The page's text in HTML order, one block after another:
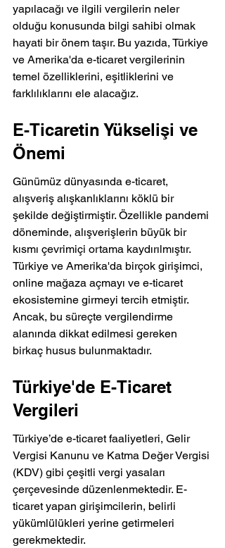
yapılacağı ve ilgili vergilerin neler
olduğu konusunda bilgi sahibi olmak
hayati bir önem taşır. Bu yazıda, Türkiye
ve Amerika'da e-ticaret vergilerinin
temel özelliklerini, eşitliklerini ve
farklılıklarını ele alacağız.
E-Ticaretin Yükselişi ve
Önemi
Günümüz dünyasında e-ticaret,
alışveriş alışkanlıklarını köklü bir
şekilde değiştirmiştir. Özellikle pandemi
döneminde, alışverişlerin büyük bir
kısmı çevrimiçi ortama kaydırılmıştır.
Türkiye ve Amerika'da birçok girişimci,
online mağaza açmayı ve e-ticaret
ekosistemine girmeyi tercih etmiştir.
Ancak, bu süreçte vergilendirme
alanında dikkat edilmesi gereken
birkaç husus bulunmaktadır.
Türkiye'de E-Ticaret
Vergileri
Türkiye’de e-ticaret faaliyetleri, Gelir
Vergisi Kanunu ve Katma Değer Vergisi
(KDV) gibi çeşitli vergi yasaları
çerçevesinde düzenlenmektedir. E-
ticaret yapan girişimcilerin, belirli
yükümlülükleri yerine getirmeleri
gerekmektedir.